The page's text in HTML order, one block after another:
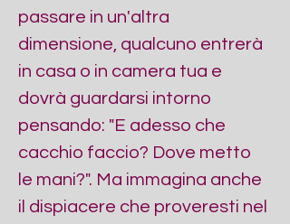
passare in un'altra
dimensione, qualcuno entrerà
in casa o in camera tua e
dovrà guardarsi intorno
pensando: "E adesso che
cacchio faccio? Dove metto
le mani?". Ma immagina anche
il dispiacere che proveresti nel